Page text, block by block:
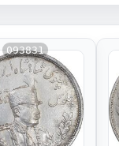
093831